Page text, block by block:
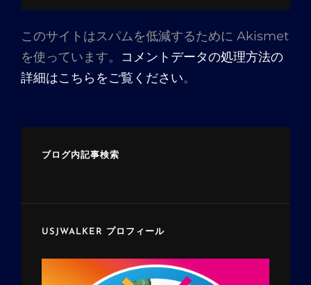
このサイトはスパムを低減するために Akismet
を使っています。 コメントデータの処理方法の
詳細はこちらをご覧ください。
ブログ内記事検索
USJWALKER プロフィール